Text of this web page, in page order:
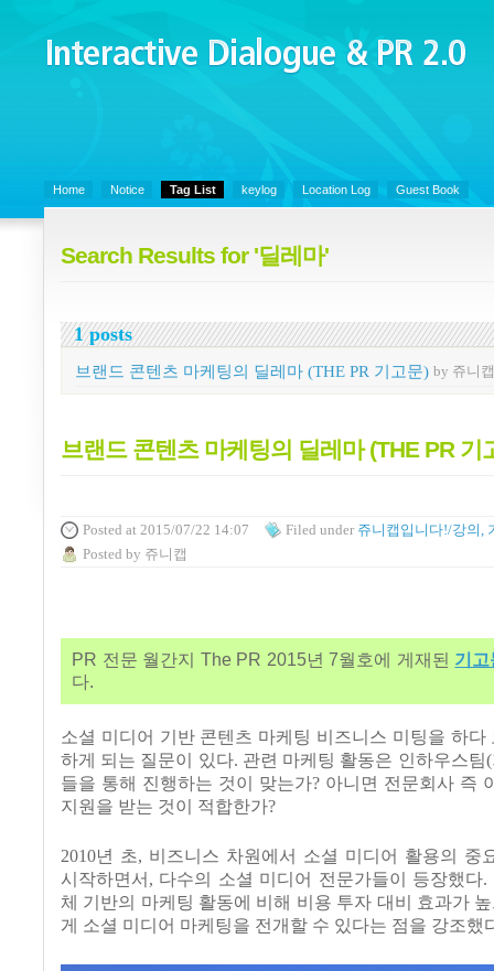
Interactive Dialogue &
PR 2.0
Home Notice Tag List keylog Location Log Guest Book
Search Results for '딜레마'
1 posts
브랜드 콘텐츠 마케팅의 딜레마 (THE PR 기고문) by 쥬니캡
브랜드 콘텐츠 마케팅의 딜레마 (THE PR 기
Posted at 2015/07/22 14:07 Filed under 쥬니캡입니다!/강의,
Posted by 쥬니캡
PR 전문 월간지 The PR 2015년 7월호에 게재된 기고
다.
소셜 미디어 기반 콘텐츠 마케팅 비즈니스 미팅을 하다
하게 되는 질문이 있다. 관련 마케팅 활동은 인하우스팀(
들을 통해 진행하는 것이 맞는가? 아니면 전문회사 즉
지원을 받는 것이 적합한가?
2010년 초, 비즈니스 차원에서 소셜 미디어 활용의 중
시작하면서 , 다수의 소셜 미디어 전문가들이 등장했다.
체 기반의 마케팅 활동에 비해 비용 투자 대비 효과가
게 소셜 미디어 마케팅을 전개할 수 있다는 점을 강조했